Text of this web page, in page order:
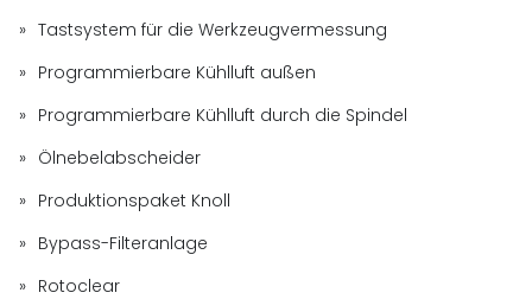
Tastsystem für die Werkzeugvermessung
Programmierbare Kühlluft außen
Programmierbare Kühlluft durch die Spindel
Ölnebelabscheider
Produktionspaket Knoll
Bypass-Filteranlage
Rotoclear